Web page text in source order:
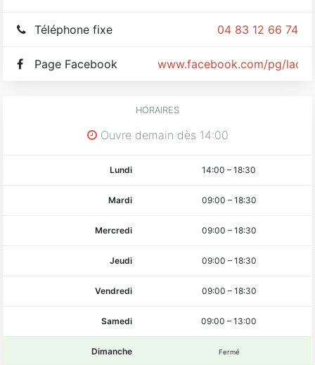
04 83 12 66 74
Téléphone fixe
www.facebook.com/pg/
Page Facebook
HORAIRES
Ouvre demain dès 14:00
Lundi 14:00 –18:30
Mardi 09:00 – 18:30
Mercredi 09:00 – 18:30
Jeudi 09:00 – 18:30
Vendredi 09:00 – 18:30
Samedi 09:00 –13:00
Dimanche Fermé